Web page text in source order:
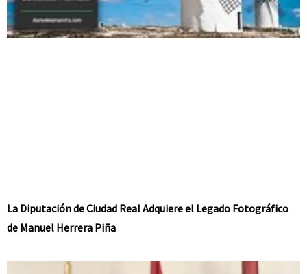
La Diputación de Ciudad Real Adquiere el Legado Fotográfico
de Manuel Herrera Piña